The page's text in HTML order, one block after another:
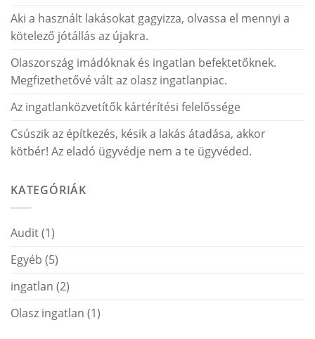
Aki a használt lakásokat gagyizza, olvassa el mennyi a
kötelező jótállás az újakra.
Olaszország imádóknak és ingatlan befektetőknek.
Megfizethetővé vált az olasz ingatlanpiac.
Az ingatlanközvetítők kártérítési felelőssége
Csúszik az építkezés, késik a lakás átadása, akkor
kötbér! Az eladó ügyvédje nem a te ügyvéded.
KATEGÓRIÁK
Audit(1)
Egyéb (5)
ingatlan (2)
Olasz ingatlan (1)